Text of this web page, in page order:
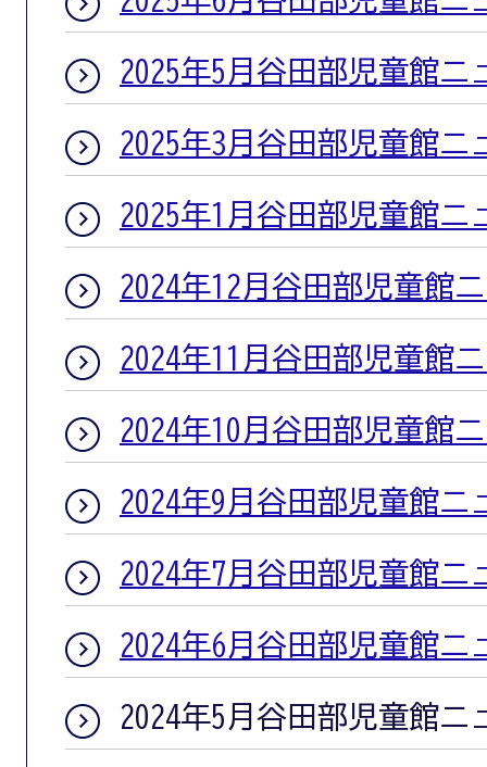
2025年5月谷田部児童館ニ
2025年3月谷田部児童館ニ
2025年1月谷田部児童館ニ
2024年12月谷田部児童館
2024年11月谷田部児童館
2024年10月谷田部児童館
2024年9月谷田部児童館ニ
2024年7月谷田部児童館ニ
2024年6月谷田部児童館ニ
2024年5月谷田部児童館ニ